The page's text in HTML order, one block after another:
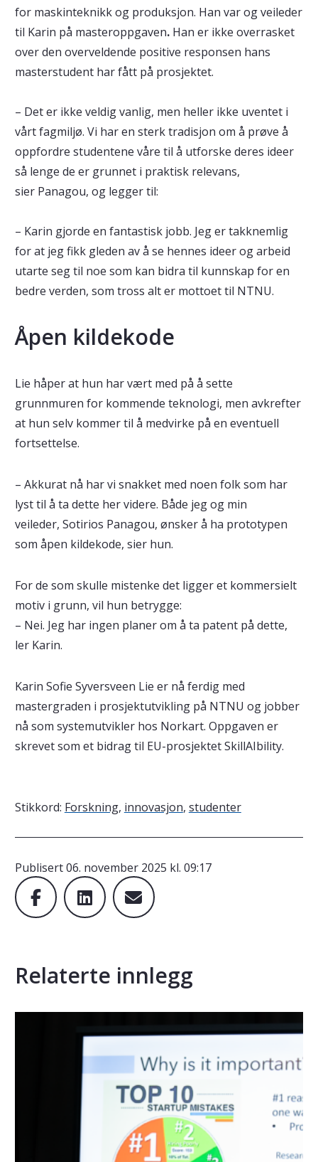
for maskinteknikk og produksjon. Han var og veileder
til Karin på masteroppgaven. Han er ikke overrasket
over den overveldende positive responsen hans
masterstudent har fått på prosjektet.
– Det er ikke veldig vanlig, men heller ikke uventet i
vårt fagmiljø. Vi har en sterk tradisjon om å prøve å
oppfordre studentene våre til å utforske deres ideer
så lenge de er grunnet i praktisk relevans,
sier Panagou, og legger til:
– Karin gjorde en fantastisk jobb. Jeg er takknemlig
for at jeg fikk gleden av å se hennes ideer og arbeid
utarte seg til noe som kan bidra til kunnskap for en
bedre verden, som tross alt er mottoet til NTNU.
Åpen kildekode
Lie håper at hun har vært med på å sette
grunnmuren for kommende teknologi, men avkrefter
at hun selv kommer til å medvirke på en eventuell
fortsettelse.
– Akkurat nå har vi snakket med noen folk som har
lyst til å ta dette her videre. Både jeg og min
veileder, Sotirios Panagou, ønsker å ha prototypen
som åpen kildekode, sier hun.
For de som skulle mistenke det ligger et kommersielt
motiv i grunn, vil hun betrygge:
– Nei. Jeg har ingen planer om å ta patent på dette,
ler Karin.
Karin Sofie Syversveen Lie er nå ferdig med
mastergraden i prosjektutvikling på NTNU og jobber
nå som systemutvikler hos Norkart. Oppgaven er
skrevet som et bidrag til EU-prosjektet SkillAIbility.
Stikkord: Forskning, innovasjon, studenter
Publisert06. november 2025 kl. 09:17
Relaterte innlegg